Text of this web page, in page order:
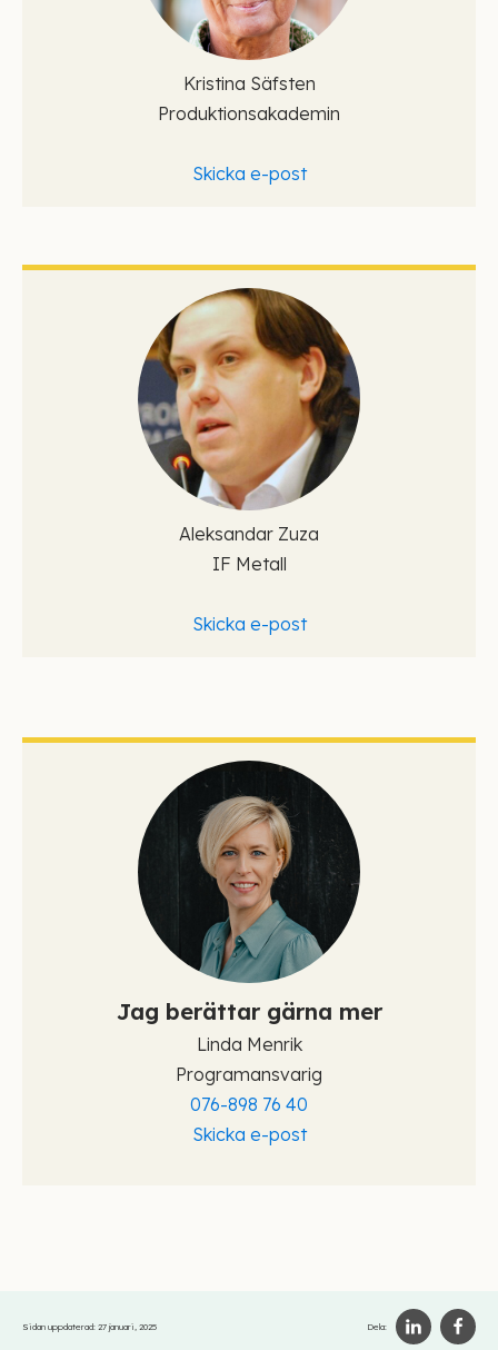
Kristina Säfsten
Produktionsakademin
Skicka e-post
Aleksandar Zuza
IF Metall
Skicka e-post
Jag berättar gärna mer
Linda Menrik
Programansvarig
076-898 76 40
Skicka e-post
Sidan uppdaterad: 27 januari, 2025 Dela: